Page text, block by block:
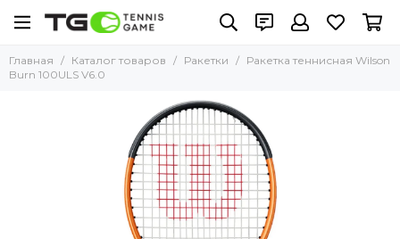
Главная Каталог товаров Ракетки
Ракетка теннисная Wilson
Burn 100ULS V6.0